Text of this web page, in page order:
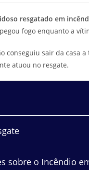
idoso resgatado em
fogo enquanto a
conseguiu sair da casa
atuou no resgate.
sobre o Incêndio